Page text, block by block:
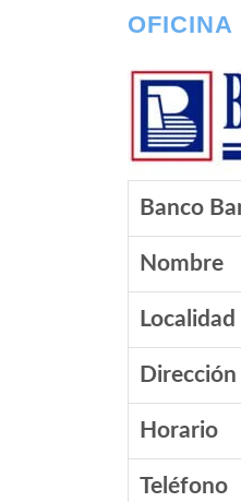
Banco
Nombre
Localidad
Dirección
Horario
Teléfono